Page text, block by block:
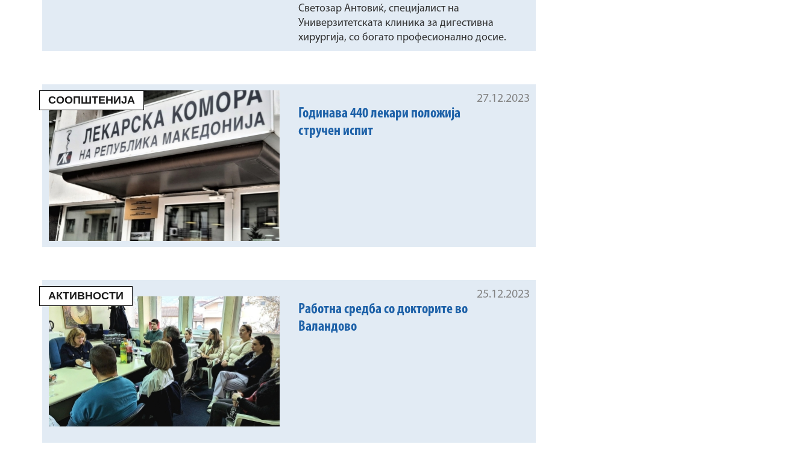
Светозар Антовиќ, специјалист на
Универзитетската клиника за дигестивна
хирургија, со богато професионално досие.
СООПШТЕНИЈА 27.12.2023
Годинава 440 лекари положија
стручен испит
АКТИВНОСТИ 25.12.2023
Работна средба со докторите во
Валандово